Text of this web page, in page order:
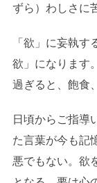
ずら）わしさに
「欲」に妄執
欲」になります
過ぎると、飽食
日頃からご指導
た言葉が今も記
悪でもない。欲